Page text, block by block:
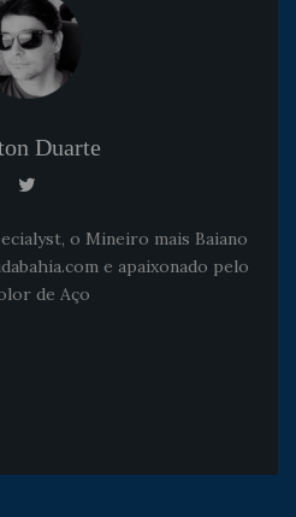
Duarte
o Mineiro mais Baiano
e apaixonado pelo
de Aço